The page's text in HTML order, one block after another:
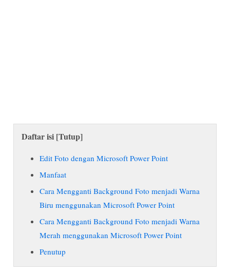
Daftar isi [Tutup]
Edit Foto dengan Microsoft Power Point
Manfaat
Cara Mengganti Background Foto menjadi Warna
Biru menggunakan Microsoft Power Point
Cara Mengganti Background Foto menjadi Warna
Merah menggunakan Microsoft Power Point
Penutup